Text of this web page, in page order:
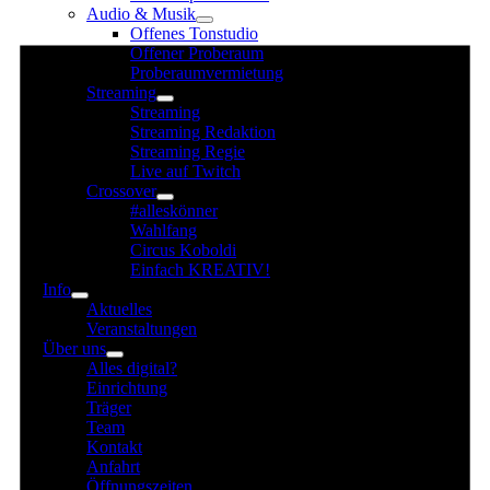
Audio & Musik
Offenes Tonstudio
Offener Proberaum
Proberaumvermietung
Streaming
Streaming
Streaming Redaktion
Streaming Regie
Live auf Twitch
Crossover
#alleskönner
Wahlfang
Circus Koboldi
Einfach KREATIV!
Info
Aktuelles
Veranstaltungen
Über uns
Alles digital?
Einrichtung
Träger
Team
Kontakt
Anfahrt
Öffnungszeiten
2.